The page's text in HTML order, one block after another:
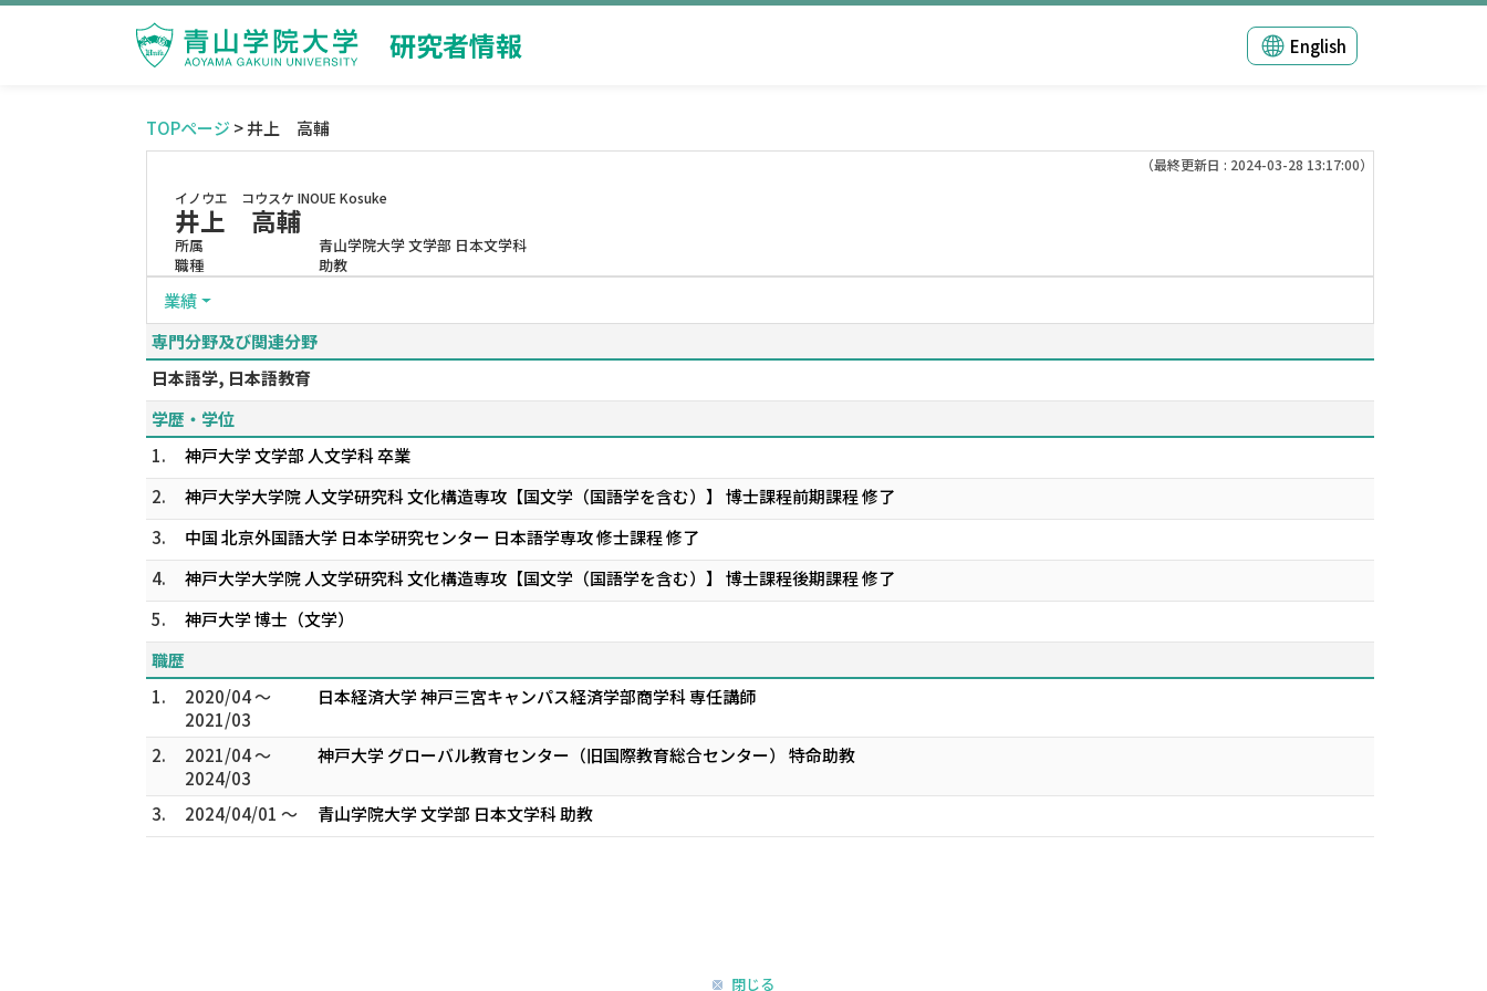
研究者情報 English
TOPページ > 井上 高輔
（最終更新日 : 2024-03-28 13:17:00）
イノウエ コウスケ INOUE Kosuke
井上 高輔
所属
青山学院大学 文学部 日本文学科
職種
助教
業績
専門分野及び関連分野
日本語学, 日本語教育
学歴・学位
1.
神戸大学 文学部 人文学科 卒業
2.
神戸大学大学院 人文学研究科 文化構造専攻【国文学（国語学を含む）】 博士課程前期課程 修了
3.
中国 北京外国語大学 日本学研究センター 日本語学専攻 修士課程 修了
4.
神戸大学大学院 人文学研究科 文化構造専攻【国文学（国語学を含む）】 博士課程後期課程 修了
5.
神戸大学 博士（文学）
職歴
1.
2020/04 ～
2021/03
日本経済大学 神戸三宮キャンパス経済学部商学科 専任講師
2.
2021/04 ～
2024/03
神戸大学 グローバル教育センター（旧国際教育総合センター） 特命助教
3. 2024/04/01 ～ 青山学院大学 文学部 日本文学科 助教
閉じる